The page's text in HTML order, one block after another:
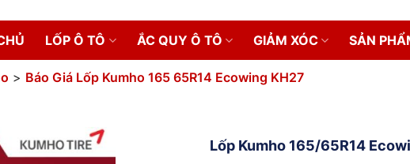
LỐP Ô TÔ ẮC QUY Ô TÔ GIẢM XÓC SẢN
> Báo Giá Lốp Kumho 165 65R14 Ecowing KH27
Lốp Kumho 165/65R14